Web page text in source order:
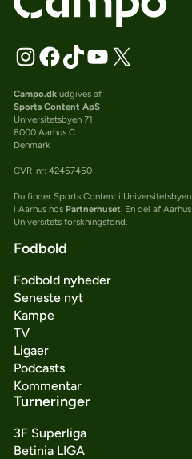
Campo.dkudgives af
Sports Content ApS
Universitetsbyen 71
8000 Aarhus C
Denmark
CVR-nr: 42457450
Du finder Sports Content i Universitetsbyen
i Aarhus hos Partnerhuset. En del af Aarhus
Universitets forskningsfond.
Fodbold
Fodbold nyheder
Seneste nyt
Kampe
TV
Ligaer
Podcasts
Kommentar
Turneringer
3F Superliga
Betinia LIGA